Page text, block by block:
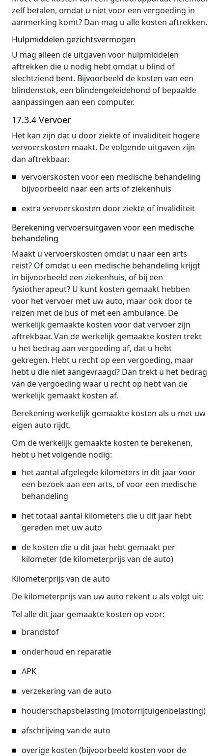
zelf betalen, omdat u niet voor een vergoeding in
aanmerking komt? Dan mag u alle kosten aftrekken.
Hulpmiddelen gezichtsvermogen
U mag alleen de uitgaven voor hulpmiddelen
aftrekken die u nodig hebt omdat u blind of
slechtziend bent. Bijvoorbeeld de kosten van een
blindenstok, een blindengeleidehond of bepaalde
aanpassingen aan een computer.
17.3.4 Vervoer
Het kan zijn dat u door ziekte of invaliditeit hogere
vervoerskosten maakt. De volgende uitgaven zijn
dan aftrekbaar:
vervoerskosten voor een medische behandeling
bijvoorbeeld naar een arts of ziekenhuis
extra vervoerskosten door ziekte of invaliditeit
Berekening vervoersuitgaven voor een medische
behandeling
Maakt u vervoerskosten omdat u naar een arts
reist? Of omdat u een medische behandeling krijgt
in bijvoorbeeld een ziekenhuis, of bij een
fysiotherapeut? U kunt kosten gemaakt hebben
voor het vervoer met uw auto, maar ook door te
reizen met de bus of met een ambulance. De
werkelijk gemaakte kosten voor dat vervoer zijn
aftrekbaar. Van de werkelijk gemaakte kosten trekt
u het bedrag aan vergoeding af, dat u hebt
gekregen. Hebt u recht op een vergoeding, maar
hebt u die niet aangevraagd? Dan trekt u het bedrag
van de vergoeding waar u recht op hebt van de
werkelijk gemaakt kosten af.
Berekening werkelijk gemaakte kosten als u met uw
eigen auto rijdt.
Om de werkelijk gemaakte kosten te berekenen,
hebt u het volgende nodig:
het aantal afgelegde kilometers in dit jaar voor
een bezoek aan een arts, of voor een medische
behandeling
het totaal aantal kilometers die u dit jaar hebt
gereden met uw auto
de kosten die u dit jaar hebt gemaakt per
kilometer (de kilometerprijs van de auto)
Kilometerprijs van de auto
De kilometerprijs van uw auto rekent u als volgt uit:
Tel alle dit jaar gemaakte kosten op voor:
brandstof
onderhoud en reparatie
APK
verzekering van de auto
houderschapsbelasting (motorrijtuigenbelasting)
afschrijving van de auto
overige kosten (bijvoorbeeld kosten voor de